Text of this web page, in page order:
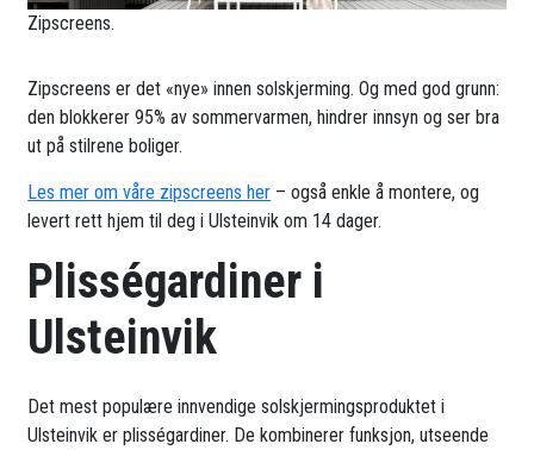
Zipscreens.
Zipscreens er det «nye» innen solskjerming. Og med god grunn:
den blokkerer 95% av sommervarmen, hindrer innsyn og ser bra
ut på stilrene boliger.
Les mer om våre zipscreens her – også enkle å montere, og
levert rett hjem til deg i Ulsteinvik om 14 dager.
Plisségardiner i
Ulsteinvik
Det mest populære innvendige solskjermingsproduktet i
Ulsteinvik er plisségardiner. De kombinerer funksjon, utseende